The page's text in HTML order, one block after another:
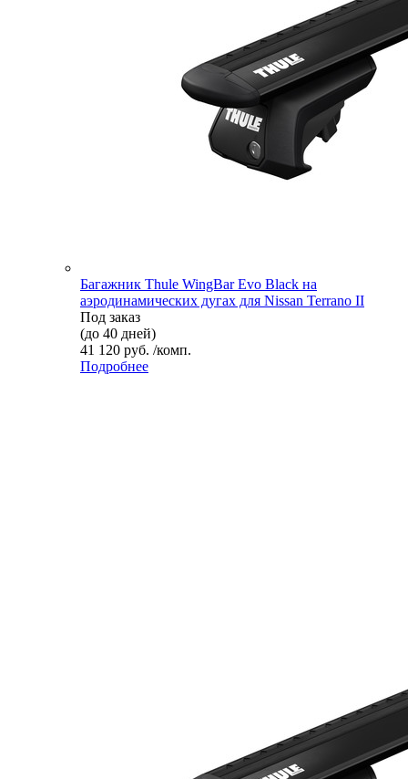
Багажник Thule WingBar Evo Black на
аэродинамических дугах для Nissan Terrano II
Под заказ
(до 40 дней)
41 120 руб. /комп.
Подробнее